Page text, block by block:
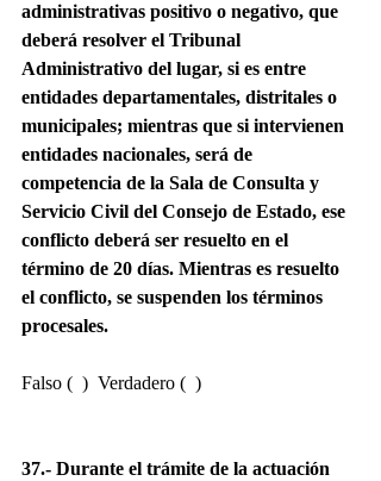
administrativas positivo o negativo, que
deberá resolver el Tribunal
Administrativo del lugar, si es entre
entidades departamentales, distritales o
municipales; mientras que si intervienen
entidades nacionales, será de
competencia de la Sala de Consulta y
Servicio Civil del Consejo de Estado, ese
conflicto deberá ser resuelto en el
término de 20 días. Mientras es resuelto
el conflicto, se suspenden los términos
procesales.
Falso (  )  Verdadero (  )
37.- Durante el trámite de la actuación